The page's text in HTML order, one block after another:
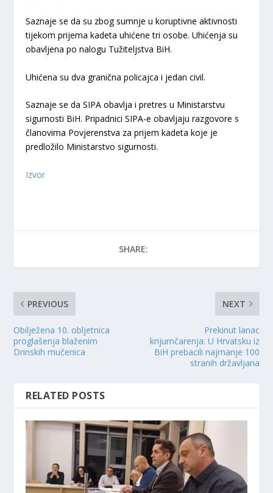
Saznaje se da su zbog sumnje u koruptivne aktivnosti
tijekom prijema kadeta uhićene tri osobe. Uhićenja su
obavljena po nalogu Tužiteljstva BiH.
Uhićena su dva granična policajca i jedan civil.
Saznaje se da SIPA obavlja i pretres u Ministarstvu
sigurnosti BiH. Pripadnici SIPA-e obavljaju razgovore s
članovima Povjerenstva za prijem kadeta koje je
predložilo Ministarstvo sigurnosti.
Izvor
SHARE:
PREVIOUS
Obilježena 10. obljetnica
proglašenja blaženim
Drinskih mučenica
NEXT
Prekinut lanac
krijumčarenja: U Hrvatsku iz
BiH prebacili najmanje 100
stranih državljana
RELATED POSTS